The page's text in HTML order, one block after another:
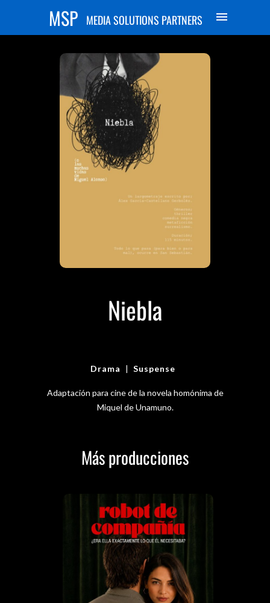
MSP MEDIA SOLUTIONS PARTNERS
Niebla
Drama | Suspense
Adaptación para cine de la novela homónima de
Miquel de Unamuno.
Más producciones